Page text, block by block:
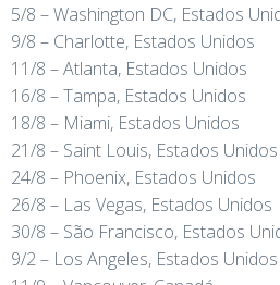
5/8 – Washington DC, Estados
9/8 – Charlotte, Estados Unidos
11/8 – Atlanta, Estados Unidos
16/8 – Tampa, Estados Unidos
18/8 – Miami, Estados Unidos
21/8 – Saint Louis, Estados Unidos
24/8 – Phoenix, Estados Unidos
26/8 – Las Vegas, Estados Unidos
30/8 – São Francisco, Estados
9/2 – Los Angeles, Estados Unidos